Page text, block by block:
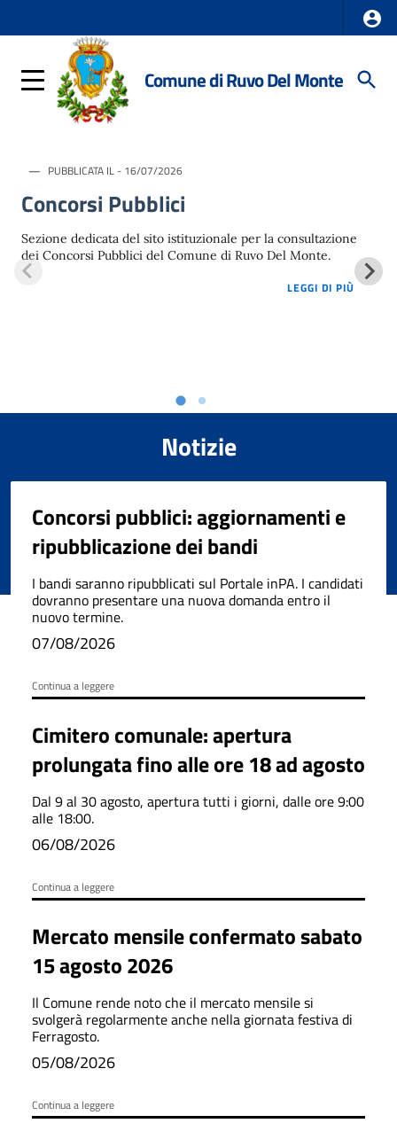
Comune di Ruvo Del Monte
PUBBLICATA IL - 16/07/2026
Concorsi Pubblici
Sezione dedicata del sito istituzionale per la consultazione
dei Concorsi Pubblici del Comune di Ruvo Del Monte.
LEGGI DI PIÙ
Notizie
Concorsi pubblici: aggiornamenti e
ripubblicazione dei bandi
I bandi saranno ripubblicati sul Portale inPA. I candidati
dovranno presentare una nuova domanda entro il
nuovo termine.
07/08/2026
Continua a leggere
Cimitero comunale: apertura
prolungata fino alle ore 18 ad agosto
Dal 9 al 30 agosto, apertura tutti i giorni, dalle ore 9:00
alle 18:00.
06/08/2026
Continua a leggere
Mercato mensile confermato sabato
15 agosto 2026
Il Comune rende noto che il mercato mensile si
svolgerà regolarmente anche nella giornata festiva di
Ferragosto.
05/08/2026
Continua a leggere